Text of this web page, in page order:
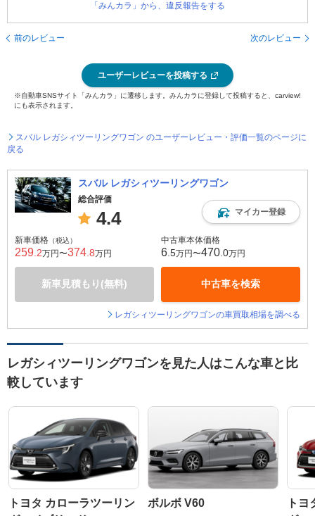
「みんカラ」から、違反報告をする
前のレビュー 次のレビュー
ユーザーレビューを投稿する
※自動車SNSサイト「みんカラ」に遷移します。みんカラに登録して投稿すると、carview!
にも表示されます。
スバル レガシィツーリングワゴン のユーザーレビュー・評価一覧のページに
戻る
スバル レガシィツーリングワゴン
総合評価
4.4 マイカー登録
新車価格 （税込）
259 .2万円〜374 .8万円
新車見積もり(無料)
中古車本体価格
6 .5万円〜470 .0万円
中古車を検索
レガシィツーリングワゴンの車買取相場を調べる
レガシィツーリングワゴンを見た人はこんな車と比
較しています
トヨタ カローラツーリン
ボルボ V60
ト